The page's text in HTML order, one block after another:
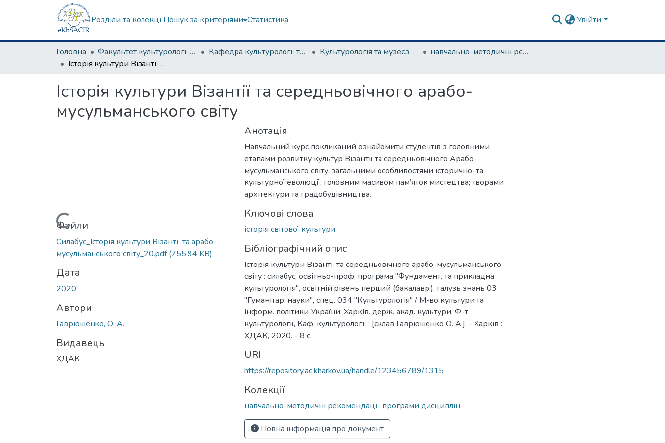
Розділи та колекціїПошук за критеріями Статистика Увійти
Головна Факультет культурології та соціальних комунікацій Кафедра культурології та музеєзнавства Культурологія та музеєзнавство
навчально-методичні рекомендації, програми дисциплін
Історія культури Візантії та середньовічного арабо-мусульманського світу
Історія культури Візантії та середньовічного арабо-
мусульманського світу
Вантажиться...
Файли
Силабус_Історія культури Візантії та арабо-
мусульманського світу_20.pdf(755,94 KB)
Дата
2020
Автори
Гаврюшенко, О. А.
Видавець
ХДАК
Анотація
Навчальний курс покликаний ознайомити студентів з головними
етапами розвитку культур Візантії та середньовічного Арабо-
мусульманського світу, загальними особливостями історичної та
культурної еволюції; головним масивом пам’яток мистецтва; творами
архітектури та градобудівництва.
Ключові слова
історія світової культури
Бібліографічний опис
Історія культури Візантії та середньовічного арабо-мусульманського
світу : силабус, освітньо-проф. програма "Фундамент. та прикладна
культурологія", освітній рівень перший (бакалавр.), галузь знань 03
"Гуманітар. науки", спец. 034 "Культурологія" / М-во культури та
інформ. політики України, Харків. держ. акад. культури, Ф-т
культурології, Каф. культурології ; [склав Гаврюшенко О. А.]. - Харків :
ХДАК, 2020. - 8 с.
URI
https://repository.ac.kharkov.ua/handle/123456789/1315
Колекції
навчально-методичні рекомендації, програми дисциплін
Повна інформація про документ